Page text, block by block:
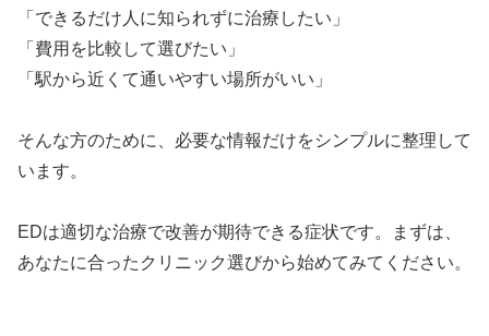
「できるだけ人に知られずに治療したい」
「費用を比較して選びたい」
「駅から近くて通いやすい場所がいい」
そんな方のために、必要な情報だけをシンプルに整理して
います。
EDは適切な治療で改善が期待できる症状です。まずは、
あなたに合ったクリニック選びから始めてみてください。